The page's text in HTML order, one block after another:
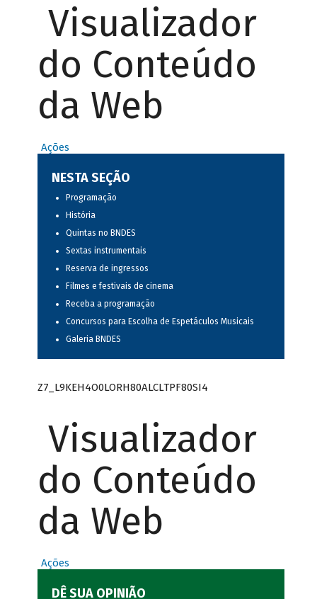
Visualizador
do Conteúdo
da Web
Ações
NESTA SEÇÃO
Programação
História
Quintas no BNDES
Sextas instrumentais
Reserva de ingressos
Filmes e festivais de cinema
Receba a programação
Concursos para Escolha de Espetáculos Musicais
Galeria BNDES
Z7_L9KEH4O0LORH80ALCLTPF80SI4
Visualizador
do Conteúdo
da Web
Ações
DÊ SUA OPINIÃO